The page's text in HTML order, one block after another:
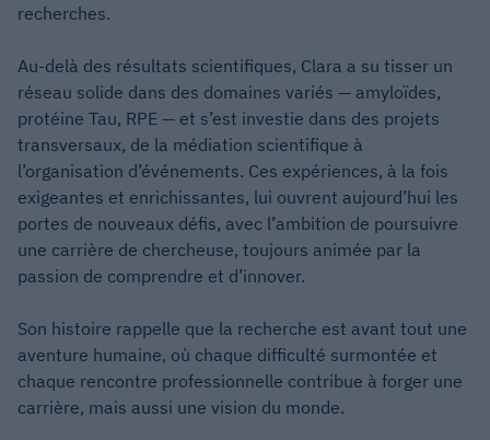
recherches.
Au-delà des résultats scientifiques, Clara a su tisser un
réseau solide dans des domaines variés — amyloïdes,
protéine Tau, RPE — et s’est investie dans des projets
transversaux, de la médiation scientifique à
l’organisation d’événements. Ces expériences, à la fois
exigeantes et enrichissantes, lui ouvrent aujourd’hui les
portes de nouveaux défis, avec l’ambition de poursuivre
une carrière de chercheuse, toujours animée par la
passion de comprendre et d’innover.
Son histoire rappelle que la recherche est avant tout une
aventure humaine, où chaque difficulté surmontée et
chaque rencontre professionnelle contribue à forger une
carrière, mais aussi une vision du monde.